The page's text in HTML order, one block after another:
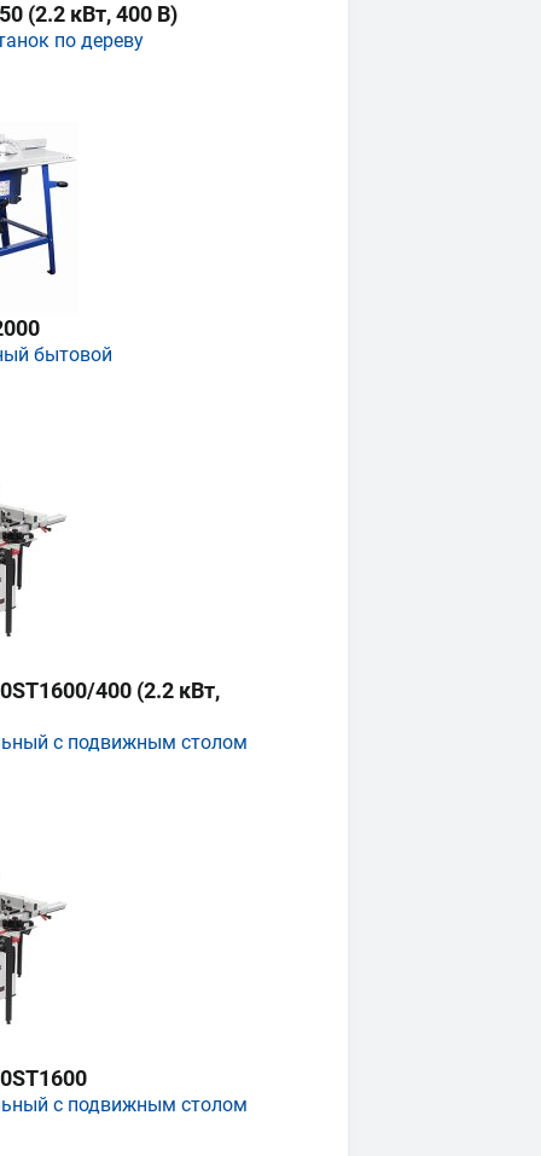
(2.2 кВт, 400 В)
по дереву
бытовой
400 (2.2 кВт,
с подвижным столом
с подвижным столом